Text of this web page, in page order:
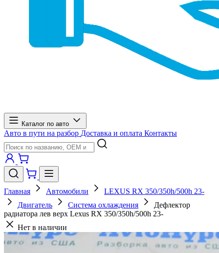
Каталог по авто
Авто в пути на разбор Доставка и оплата Контакты
Главная Автомобили
LEXUS RX 350/350h/500h 23-
Двигатель
Система охлаждения
Дефлектор
радиатора лев верх Lexus RX 350/350h/500h 23-
Нет в наличии